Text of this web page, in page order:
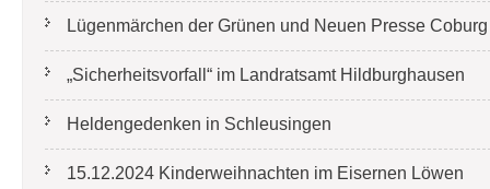
Lügenmärchen der Grünen und Neuen Presse
„Sicherheitsvorfall“ im Landratsamt Hildburghausen
Heldengedenken in Schleusingen
15.12.2024 Kinderweihnachten im Eisernen Löwen